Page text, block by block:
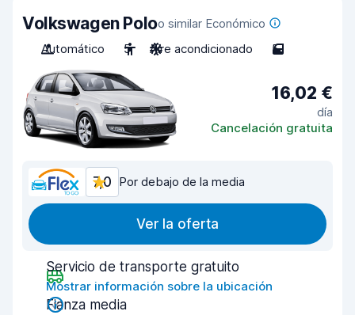
Volkswagen Poloo similar Económico
Automático
5 Aire acondicionado 5
16,02 €
día
Cancelación gratuita
7,0 Por debajo de la media
Ver la oferta
Servicio de transporte gratuito
Mostrar información sobre la ubicación
Fianza media